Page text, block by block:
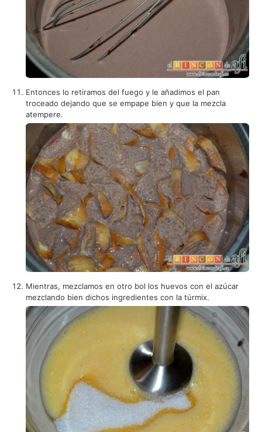
Entonces lo retiramos del fuego y le añadimos el pan
troceado dejando que se empape bien y que la mezcla
atempere.
Mientras, mezclamos en otro bol los huevos con el azúcar
mezclando bien dichos ingredientes con la túrmix.